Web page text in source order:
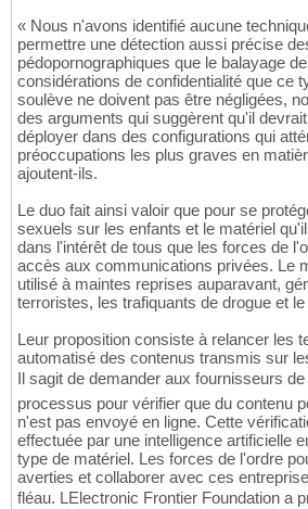
« Nous n'avons identifié aucune
permettre une détection aussi précise
pédopornographiques que le balayage
considérations de confidentialité que ce
soulève ne doivent pas être négligées,
des arguments qui suggèrent qu'il
déployer dans des configurations qui
préoccupations les plus graves en
ajoutent-ils.
Le duo fait ainsi valoir que pour se
sexuels sur les enfants et le matériel
dans l'intérêt de tous que les forces de
accès aux communications privées. Le
utilisé à maintes reprises auparavant,
terroristes, les trafiquants de drogue et
Leur proposition consiste à relancer les
automatisé des contenus transmis sur
Il sagit de demander aux fournisseurs
processus pour vérifier que du contenu
n'est pas envoyé en ligne. Cette
effectuée par une intelligence artificielle
type de matériel. Les forces de l'ordre
averties et collaborer avec ces
fléau. LElectronic Frontier Foundation a